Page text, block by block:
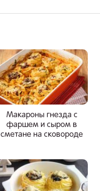
Макароны гнезда с
фаршем и сыром в
сметане на сковороде